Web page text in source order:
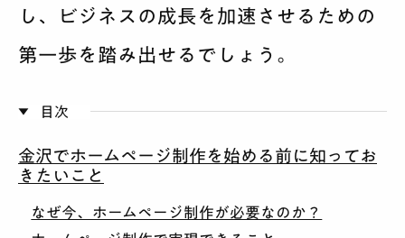
し、ビジネスの成長を加速させるための
第一歩を踏み出せるでしょう。
目次
金沢でホームページ制作を始める前に知ってお
きたいこと
なぜ今、ホームページ制作が必要なのか？